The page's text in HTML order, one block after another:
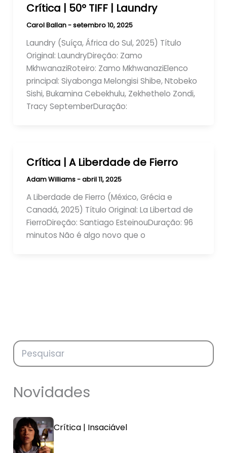
Crítica | 50º TIFF | Laundry
Carol Ballan-setembro 10, 2025
Laundry (Suíça, África do Sul, 2025) Título
Original: LaundryDireção: Zamo
MkhwanaziRoteiro: Zamo MkhwanaziElenco
principal: Siyabonga Melongisi Shibe, Ntobeko
Sishi, Bukamina Cebekhulu, Zekhethelo Zondi,
Tracy SeptemberDuração:
Crítica | A Liberdade de Fierro
Adam Williams-abril 11, 2025
A Liberdade de Fierro (México, Grécia e
Canadá, 2025) Título Original: La Libertad de
FierroDireção: Santiago EsteinouDuração: 96
minutos Não é algo novo que o
Novidades
Crítica | Insaciável